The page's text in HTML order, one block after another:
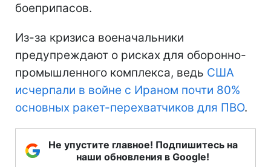
боеприпасов.
Из-за кризиса военачальники
предупреждают о рисках для оборонно-
промышленного комплекса, ведь США
исчерпали в войне с Ираном почти 80%
основных ракет-перехватчиков для ПВО.
Не упустите главное! Подпишитесь на
наши обновления в Google!